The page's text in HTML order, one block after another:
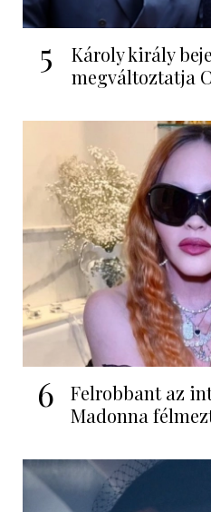
5
Károly király
megváltoztatja
6
Felrobbant az
Madonna